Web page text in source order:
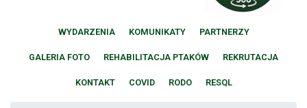
WYDARZENIA KOMUNIKATY PARTNERZY
GALERIA FOTO REHABILITACJA PTAKÓW REKRUTACJA
KONTAKT COVID RODO RESQL